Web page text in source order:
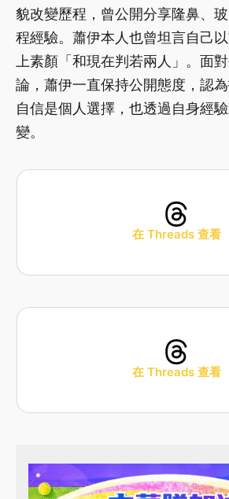
貌改變歷程，曾公開分享隆鼻、
程經驗。蕭伊本人也曾坦言自己
上素顏「和現在判若兩人」。面
論，蕭伊一直保持公開態度，認
自信是個人選擇，也透過自身經
變。
在 Threads 查看
在 Threads 查看